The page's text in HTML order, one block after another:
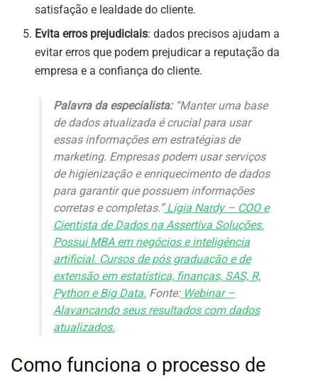
satisfação e lealdade do cliente.
Evita erros prejudiciais: dados precisos ajudam a
evitar erros que podem prejudicar a reputação da
empresa e a confiança do cliente.
Palavra da especialista:“Manter uma base
de dados atualizada é crucial para usar
essas informações em estratégias de
marketing. Empresas podem usar serviços
de higienização e enriquecimento de dados
para garantir que possuem informações
corretas e completas.” Lígia Nardy – COO e
Cientista de Dados na Assertiva Soluções.
Possui MBA em negócios e inteligência
artificial. Cursos de pós graduação e de
extensão em estatística, finanças, SAS, R,
Python e Big Data. Fonte: Webinar –
Alavancando seus resultados com dados
atualizados.
Como funciona o processo de